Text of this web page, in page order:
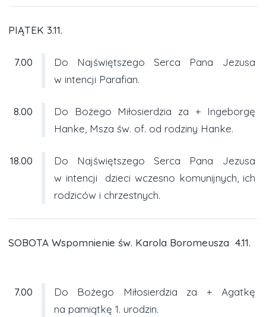
PIĄTEK 3.11.
7.00
Do Najświętszego Serca Pana Jezusa
w intencji Parafian.
8.00
Do Bożego Miłosierdzia za + Ingeborgę
Hanke, Msza św. of. od rodziny Hanke.
18.00
Do Najświętszego Serca Pana Jezusa
w intencji dzieci wczesno komunijnych, ich
rodziców i chrzestnych.
SOBOTA Wspomnienie św. Karola Boromeusza 4.11.
7.00
Do Bożego Miłosierdzia za + Agatkę
na pamiątkę 1. urodzin.